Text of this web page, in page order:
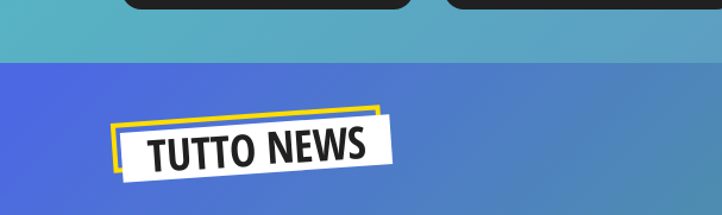
GRANDE SUCCESSO!
TUTTO NEWS